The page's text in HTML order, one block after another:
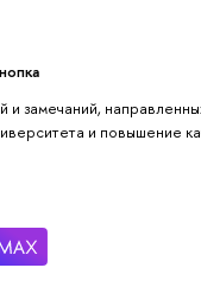
и замечаний,
и повышение